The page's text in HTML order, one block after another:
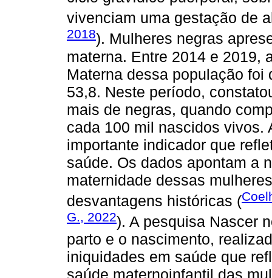
vivenciam uma gestação de
2018). Mulheres negras
materna. Entre 2014 e 2019,
Materna dessa população
53,8. Neste período,
mais de negras, quando
cada 100 mil nascidos vivos.
importante indicador que
saúde. Os dados apontam a
maternidade dessas
desvantagens históricas (
G., 2022). A pesquisa Nascer
parto e o nascimento,
iniquidades em saúde que